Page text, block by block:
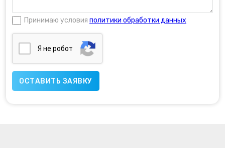
Принимаю условия политики обработки данных
Я нe poбoт